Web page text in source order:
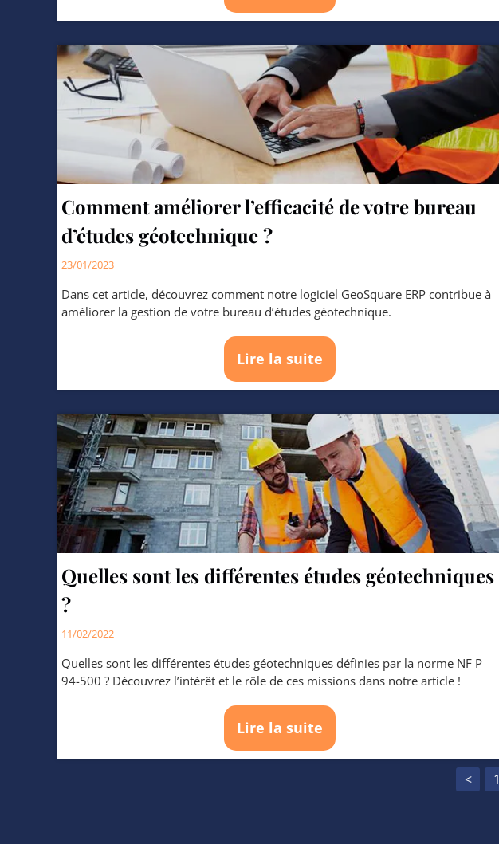
Comment améliorer l’efficacité de votre bureau
d’études géotechnique ?
23/01/2023
Dans cet article, découvrez comment notre logiciel GeoSquare ERP contribue à
améliorer la gestion de votre bureau d’études géotechnique.
Lire la suite
Quelles sont les différentes études géotechniques
?
11/02/2022
Quelles sont les différentes études géotechniques définies par la norme NF P
94-500 ? Découvrez l’intérêt et le rôle de ces missions dans notre article !
Lire la suite
< 1